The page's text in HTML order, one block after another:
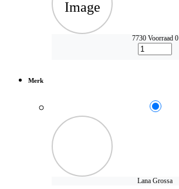
7730 Voorraad 0
Merk
Lana Grossa